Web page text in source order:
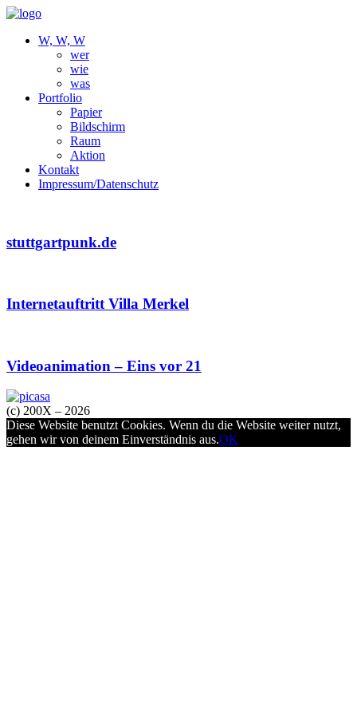
W, W, W
wer
wie
was
Portfolio
Papier
Bildschirm
Raum
Aktion
Kontakt
Impressum/Datenschutz
stuttgartpunk.de
Internetauftritt Villa Merkel
Videoanimation – Eins vor 21
(c) 200X – 2026
Diese Website benutzt Cookies. Wenn du die Website weiter nutzt,
gehen wir von deinem Einverständnis aus.OK